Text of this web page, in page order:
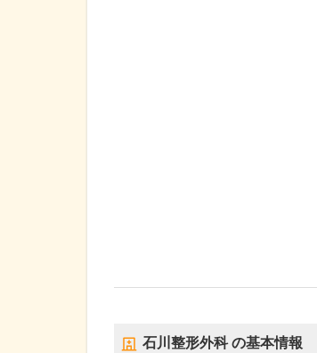
石川整形外科の基本情報